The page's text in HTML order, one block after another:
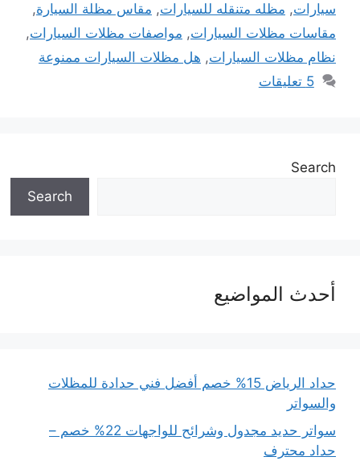
سيارات, مظله متنقله للسيارات, مقاس مظلة السيارة,
مقاسات مظلات السيارات, مواصفات مظلات السيارات,
نظام مظلات السيارات, هل مظلات السيارات ممنوعة
5 تعليقات
Search
Search
أحدث المواضيع
حداد الرياض 15% خصم أفضل فني حدادة للمظلات
والسواتر
سواتر حديد مجدول وشرائح للواجهات 22% خصم –
حداد محترف